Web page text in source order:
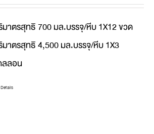
มาตรสุทธิ 700 มล.บรรจุ/หีบ 1X12 ขวด
มาตรสุทธิ 4,500 มล.บรรจุ/หีบ 1X3
ลลอน
Details